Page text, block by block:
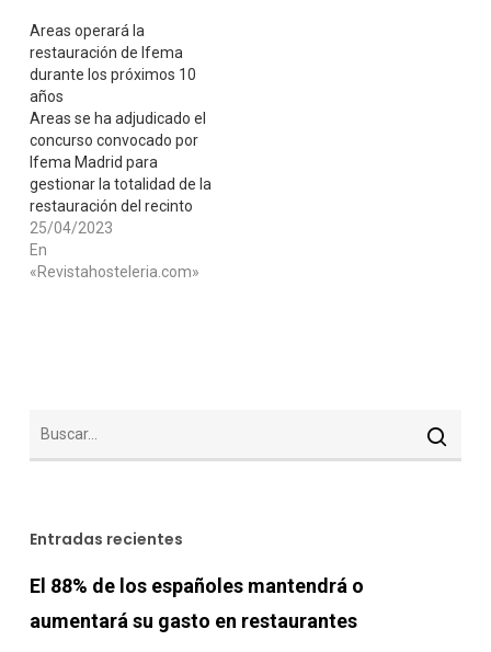
Areas operará la
restauración de Ifema
durante los próximos 10
años
Areas se ha adjudicado el
concurso convocado por
Ifema Madrid para
gestionar la totalidad de la
restauración del recinto
ferial, en el marco del
nuevo modelo que dará
comienzo en septiembre
25/04/2023
En
«Revistahosteleria.com»
Entradas recientes
El 88% de los españoles mantendrá o
aumentará su gasto en restaurantes